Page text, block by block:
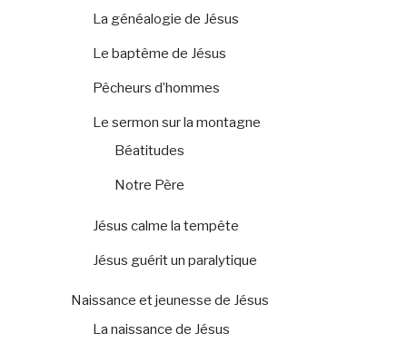
La généalogie de Jésus
Le baptême de Jésus
Pêcheurs d’hommes
Le sermon sur la montagne
Béatitudes
Notre Père
Jésus calme la tempête
Jésus guérit un paralytique
Naissance et jeunesse de Jésus
La naissance de Jésus